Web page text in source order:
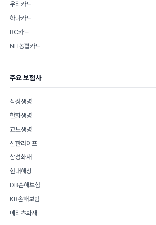
우리카드
하나카드
BC카드
NH농협카드
주요 보험사
삼성생명
한화생명
교보생명
신한라이프
삼성화재
현대해상
DB손해보험
KB손해보험
메리츠화재